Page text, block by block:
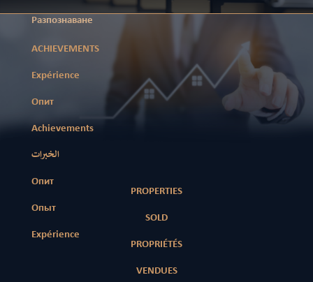
Разпознаване
ACHIEVEMENTS
Expérience
Опит
Achievements
الخبرات
Опит
Опыт
Expérience
PROPERTIES
SOLD
PROPRIÉTÉS
VENDUES